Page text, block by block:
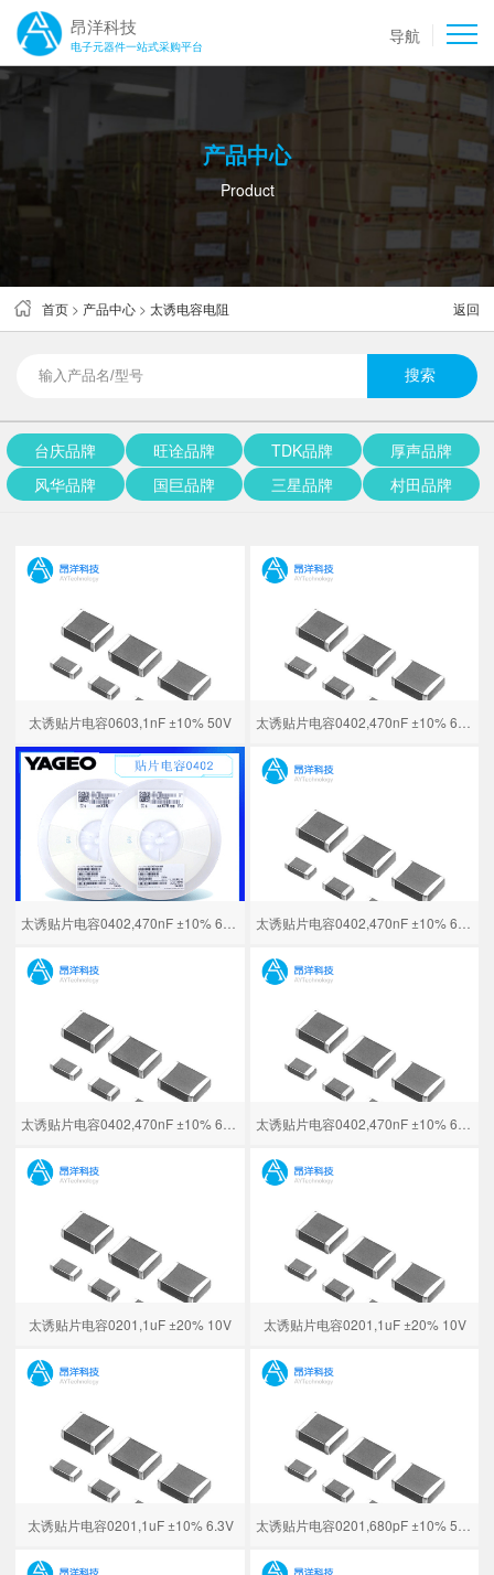
昂洋科技
电子元器件一站式采购平台 导航
产品中心
Product
首页 > 产品中心 >太诱电容电阻 返回
台庆品牌 旺诠品牌 TDK品牌
厚声品牌
风华品牌
国巨品牌 三星品牌 村田品牌
太诱贴片电容0603,1nF ±10% 50V
太诱贴片电容0201,1uF ±20% 10V 太诱贴片电容0201,1uF ±20% 10V
太诱贴片电容0201,1uF ±10% 6.3V